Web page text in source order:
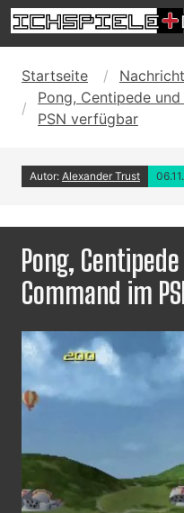
Startseite
Pong, Centipede
PSN verfügbar
Autor: Alexander Trust
Pong,
Command im